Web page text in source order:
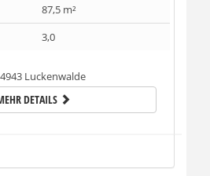
87,5 m²
3,0
Luckenwalde
DETAILS